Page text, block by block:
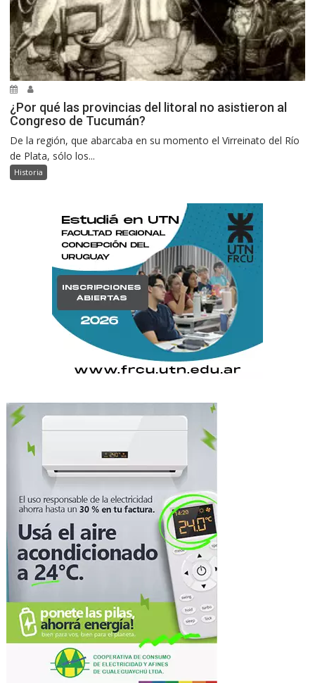
¿Por qué las provincias del litoral no asistieron al
Congreso de Tucumán?
De la región, que abarcaba en su momento el Virreinato del Río
de Plata, sólo los...
Historia